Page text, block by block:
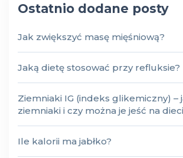
Ostatnio dodane posty
Jak zwiększyć masę mięśniową?
Jaką dietę stosować przy refluksie?
Ziemniaki IG (indeks glikemiczny) –
ziemniaki i czy można je jeść na
Ile kalorii ma jabłko?